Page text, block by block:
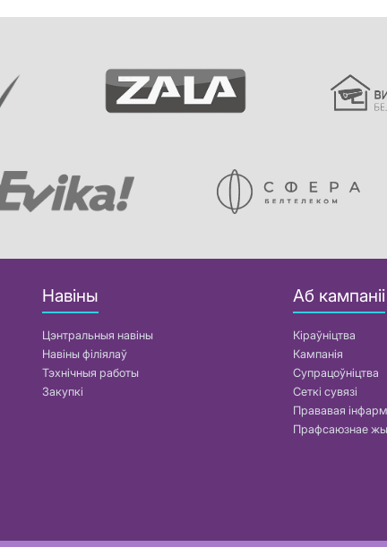
Навіны
Цэнтральныя навіны
Навіны філіялаў
Тэхнічныя работы
Закупкі
Аб кампаніі
Кіраўніцтва
Кампанія
Супрацоўніцтва
Сеткі сувязі
Прававая
Прафсаюзнае